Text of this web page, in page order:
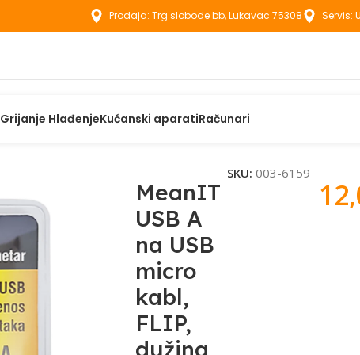
Prodaja: Trg slobode bb, Lukavac 75308 Servis:
Grijanje HlađenjeKućanski aparatiRačunari
MeanIT
USB A
na USB
micro
kabl,
FLIP,
dužina
SKU:003-6159